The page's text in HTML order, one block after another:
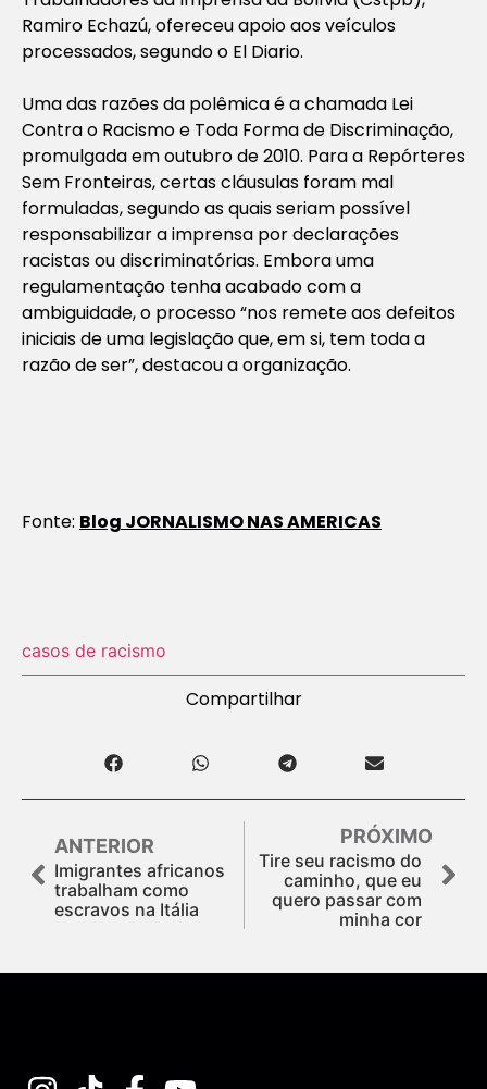
Ramiro Echazú, ofereceu apoio aos veículos
processados, segundo o El Diario.
Uma das razões da polêmica é a chamada Lei
Contra o Racismo e Toda Forma de Discriminação,
promulgada em outubro de 2010. Para a Repórteres
Sem Fronteiras, certas cláusulas foram mal
formuladas, segundo as quais seriam possível
responsabilizar a imprensa por declarações
racistas ou discriminatórias. Embora uma
regulamentação tenha acabado com a
ambiguidade, o processo “nos remete aos defeitos
iniciais de uma legislação que, em si, tem toda a
razão de ser”, destacou a organização.
Fonte: Blog JORNALISMO NAS AMERICAS
casos de racismo
Compartilhar
ANTERIOR
Imigrantes africanos
trabalham como
escravos na Itália
PRÓXIMO
Tire seu racismo do
caminho, que eu
quero passar com
minha cor